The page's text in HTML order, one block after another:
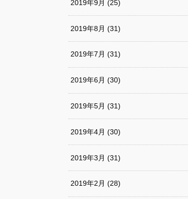
2019年9月 (25)
2019年8月 (31)
2019年7月 (31)
2019年6月 (30)
2019年5月 (31)
2019年4月 (30)
2019年3月 (31)
2019年2月 (28)